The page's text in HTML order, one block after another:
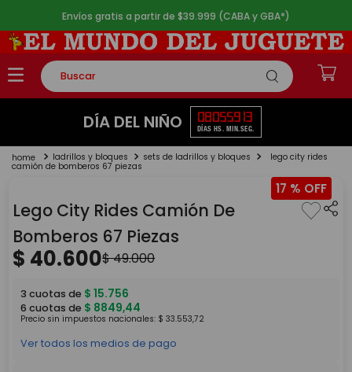
Envíos gratis a partir de $39.999 (CABA y GBA*)
Buscar
TÉRMINOS MÁS BUSCADOS
2.
lego
4.
monopatin
5. toy story
DÍA DEL NIÑO 08
DÍAS
05
HS.
59
MIN.
12
SEG.
ladrillos y bloques sets de ladrillos y bloques lego city rides
camión de bomberos 67 piezas
17 %
Lego City Rides Camión De
Bomberos 67 Piezas
$ 40.600$49.000
3 cuotas de $ 15.756
6 cuotas de $ 8849,44
Precio sin impuestos nacionales: $ 33.553,72
Ver todos los medios de pago